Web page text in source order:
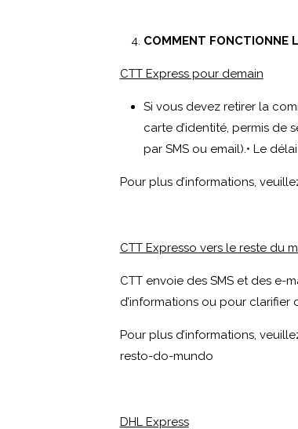
COMMENT FONCTIONNE
CTT Express pour demain
Si vous devez retirer la
carte d’identité, permis de
par SMS ou email).• Le
Pour plus d’informations,
CTT Expresso vers le reste du
CTT envoie des SMS et des e-
d’informations ou pour
Pour plus d’informations,
resto-do-mundo
DHL Express